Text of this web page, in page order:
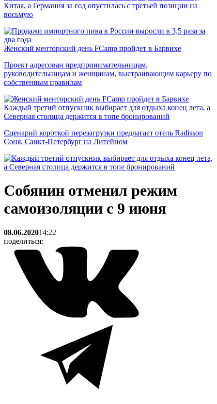
Китая, а Германия за год опустилась с третьей позиции на
восьмую
Женский менторский день FCamp пройдет в Барвихе
Проект адресован предпринимательницам,
руководительницам и женщинам, выстраивающим карьеру по
собственным правилам
Каждый третий отпускник выбирает для отдыха конец лета, а
Северная столица держится в топе бронирований
Сценарий короткой перезагрузки предлагает отель Radisson
Соня, Санкт-Петербург на Литейном
Собянин отменил режим
самоизоляции с 9 июня
08.06.202014:22
поделиться: